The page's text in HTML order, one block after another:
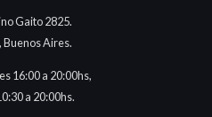
Gaito 2825.
Buenos Aires.
16:00 a 20:00hs,
a 20:00hs.